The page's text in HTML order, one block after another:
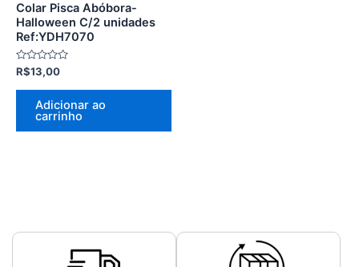
Colar Pisca Abóbora-
Halloween C/2 unidades
Ref:YDH7070
Avaliação
de
R$13,00
Adicionar ao
carrinho